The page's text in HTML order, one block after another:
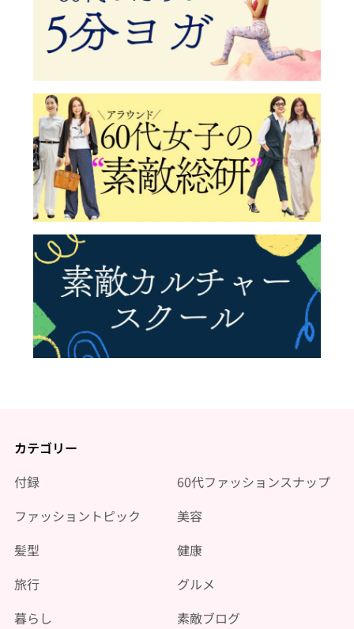
カテゴリー
付録
60代ファッションスナップ
ファッショントピック
美容
髪型
健康
旅行
グルメ
暮らし
素敵ブログ